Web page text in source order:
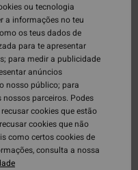
ou tecnologia
a informações no teu
os teus dados de
para te apresentar
para medir a publicidade
anúncios
nosso público; para
parceiros. Podes
cookies que estão
cookies que não
como certos cookies de
consulta a nossa